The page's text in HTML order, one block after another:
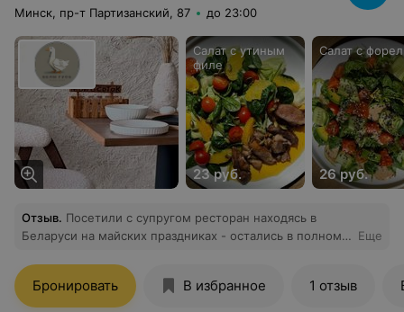
Минск, пр-т Партизанский, 87 до 23:00
Салат с утиным
филе
23 руб.
Салат с
26 руб.
Отзыв. Посетили с супругом ресторан находясь в
Беларуси на майских праздниках - остались в полном
заказали (все пять блюд), отдельное спасибо за пирог с
ягодами - удивительное сочетание вкусов и текстур.
Во-вторых, прекрасное обслуживание, максимум
Еще
Бронировать В избранное 1 отзыв